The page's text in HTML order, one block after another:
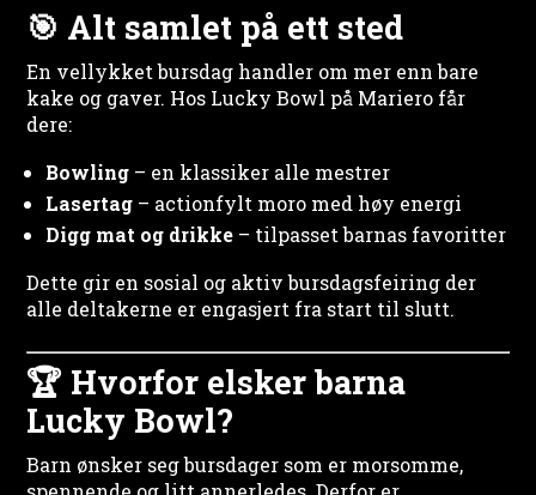
🎯 Alt samlet på ett sted
En vellykket bursdag handler om mer enn bare
kake og gaver. Hos Lucky Bowl på Mariero får
dere:
Bowling– en klassiker alle mestrer
Lasertag– actionfylt moro med høy energi
Digg mat og drikke– tilpasset barnas favoritter
Dette gir en sosial og aktiv bursdagsfeiring der
alle deltakerne er engasjert fra start til slutt.
🏆 Hvorfor elsker barna
Lucky Bowl?
Barn ønsker seg bursdager som er morsomme,